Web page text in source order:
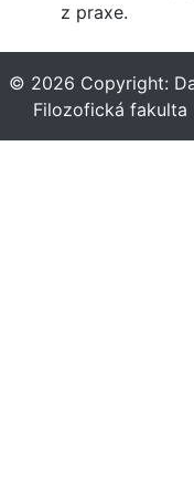
z praxe.
© 2026 Copyright:
Filozofická fakulta